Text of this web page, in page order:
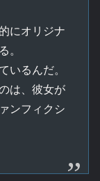
にオリジナ
いるんだ。
は、彼女が
ンフィクシ